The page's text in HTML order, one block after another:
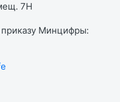
7Н
Минцифры: